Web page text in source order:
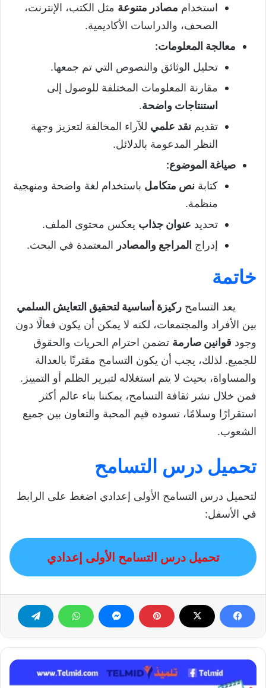
استخدام مصادر متنوعة مثل الكتب، الإنترنت،
الصحف، والدراسات الأكاديمية.
معالجة المعلومات:
تحليل الوثائق والنصوص التي تم جمعها.
مقارنة المعلومات المختلفة للوصول إلى
استنتاجات واضحة.
تقديم نقد علمي للآراء المخالفة لتعزيز وجهة
النظر المدعومة بالدلائل.
صياغة الموضوع:
كتابة نص متكامل باستخدام لغة واضحة ومنهجية
منظمة.
تحديد عنوان جذاب يعكس محتوى الملف.
إدراج المراجع والمصادر المعتمدة في البحث.
خاتمة
يعد التسامح ركيزة أساسية لتحقيق التعايش السلمي
بين الأفراد والمجتمعات، لكنه لا يمكن أن يكون فعالًا دون
وجود قوانين صارمة تضمن احترام الحريات والحقوق
للجميع. لذلك، يجب أن يكون التسامح مقترنًا بالعدالة
والمساواة، بحيث لا يتم استغلاله لتبرير الظلم أو التمييز.
فمن خلال نشر ثقافة التسامح، يمكننا بناء عالم أكثر
استقرارًا وسلامًا، تسوده قيم المحبة والتعاون بين جميع
الشعوب.
تحميل درس التسامح
لتحميل درس التسامح الأولى إعدادي اضغط على الرابط
في الأسفل:
تحميل درس التسامح الأولى إعدادي
دينامية
السكان